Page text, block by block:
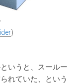
)
いうと、スールー
れていた、という